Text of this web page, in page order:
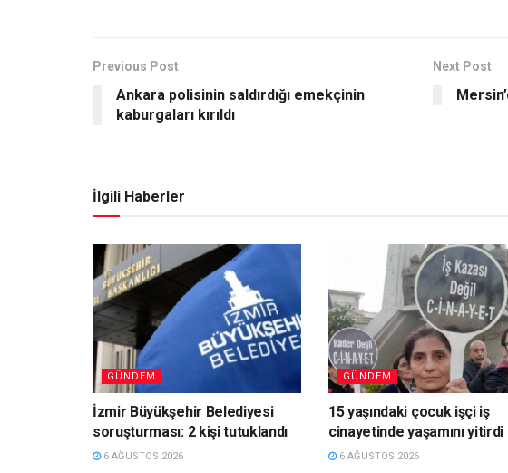
Previous Post
Ankara polisinin saldırdığı emekçinin
kaburgaları kırıldı
Next Post
İlgili Haberler
GÜNDEM
İzmir Büyükşehir Belediyesi
soruşturması: 2 kişi tutuklandı
6 AĞUSTOS 2026
GÜNDEM
15 yaşındaki çocuk işçi iş
cinayetinde yaşamını yitirdi
6 AĞUSTOS 2026